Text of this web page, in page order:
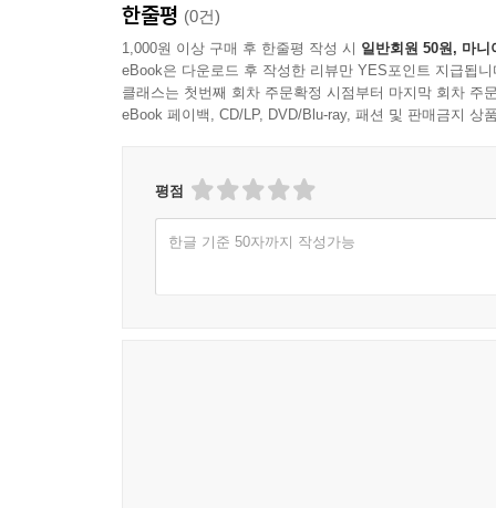
한줄평 (0건)
1,000원 이상 구매 후 한줄평 작성 시 일반회원 50원, 마니
eBook은 다운로드 후 작성한 리뷰만 YES포인트 지급됩니
클래스는 첫번째 회차 주문확정 시점부터 마지막 회차 주
eBook 페이백, CD/LP, DVD/Blu-ray, 패션 및 판매금지 상
평점
한글 기준 50자까지 작성가능